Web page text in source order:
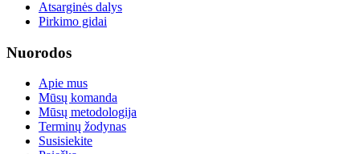
Atsarginės dalys
Pirkimo gidai
Nuorodos
Apie mus
Mūsų komanda
Mūsų metodologija
Terminų žodynas
Susisiekite